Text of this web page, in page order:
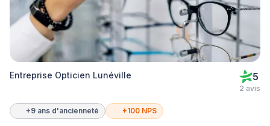
Entreprise Opticien Lunéville 5
2 avis
+9 ans d'ancienneté +100 NPS